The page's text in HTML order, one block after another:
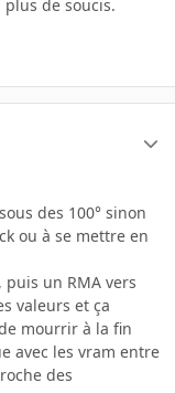
de soucis.
des 100° sinon
ou à se mettre en
puis un RMA vers
valeurs et ça
mourrir à la fin
avec les vram entre
des